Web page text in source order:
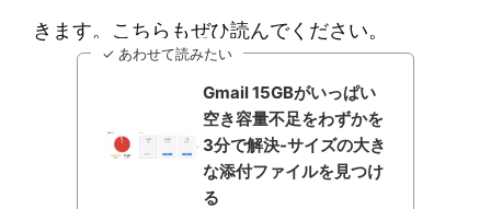
きます。こちらもぜひ読んでください。
✓ あわせて読みたい
Gmail 15GBがいっぱい
空き容量不足をわずかを
3分で解決-サイズの大き
な添付ファイルを見つけ
る